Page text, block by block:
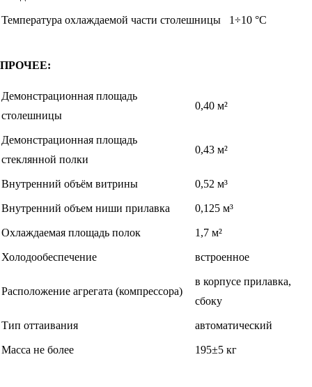
Температура охлаждаемой части столешницы 1÷10 °С
ПРОЧЕЕ:
Демонстрационная площадь
столешницы
0,40 м²
Демонстрационная площадь
стеклянной полки
0,43 м²
Внутренний объём витрины 0,52 м³
Внутренний объем ниши прилавка 0,125 м³
Охлаждаемая площадь полок 1,7 м²
Холодообеспечение встроенное
Расположение агрегата (компрессора)
в корпусе прилавка,
сбоку
Тип оттаивания автоматический
Масса не более 195±5 кг